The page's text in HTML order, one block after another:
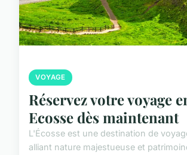
VOYAGE
Réservez votre voyage
Ecosse dès maintenant
L'Écosse est une destination de
alliant nature majestueuse et